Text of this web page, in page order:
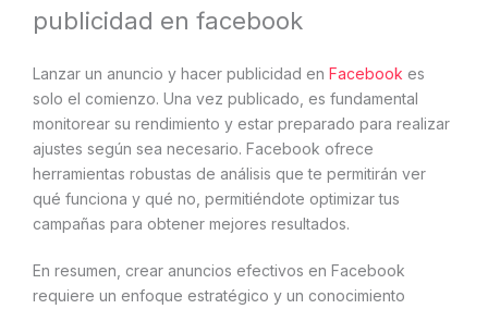
publicidad en facebook
Lanzar un anuncio y hacer publicidad en Facebook es
solo el comienzo. Una vez publicado, es fundamental
monitorear su rendimiento y estar preparado para realizar
ajustes según sea necesario. Facebook ofrece
herramientas robustas de análisis que te permitirán ver
qué funciona y qué no, permitiéndote optimizar tus
campañas para obtener mejores resultados.
En resumen, crear anuncios efectivos en Facebook
requiere un enfoque estratégico y un conocimiento